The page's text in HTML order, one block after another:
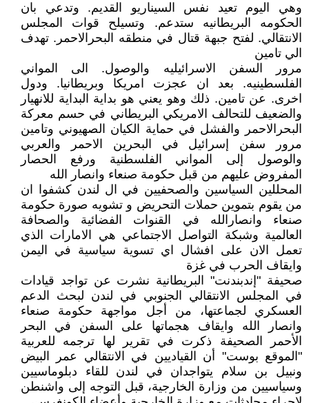
وهي اليوم تعيد نفس السيناريو القديم. وتدعي بان
الحكومه البريطانيه ستدعم. وتسيلح قوات المجلس
الانتقالي. لفتح جبهة قتال في منطقه البحرالاحمر. تهدف
الي تامين
مرور السفن الاسرائيليه والوصول. الى المواني
الفلسطينيه. بعد ان عجزت امريكا وبريطانيا. ودول
اخرى. عن تامين. ذلك وهو يعني هو بداية البداية للانهيار
والضعيف للتحالف الامريكي البريطاني في حسم معركة
البحرالاحمر والفشل في حماية الكيان الصهيوني وتامين
مرور سفن إسرائيل في البحرين الاحمر والعربي
والوصول إلى المواني الفلسطنية ورفع الحصار
المفروض عليهم من قبل حكومة صنعاء وانصار الله
المحللين السياسين والصحفيين في ال لندن كشفوا ان
من يقوم بتموين حملات التحريض و تشويه صورة حكومة
صنعاء وانصارالله في القنوات الفضائية والصحافة
العالمية وشبكة التواصل الاجتماعي هي الامارات الذي
تعمل الان على افشال اي تسوية سياسية في اليمن
وايقاف الحرب في غزة
صحيفة "إندبندنت" البريطانية نشرت عن تواجد قيادات
في المجلس الانتقالي الجنوبي في لندن لبحث الدعم
العسكري لجماعتها، من أجل مواجهة حكومة صنعاء
وانصار الله وايقاف هجماتها على السفن في البحر
الأحمر الصحيفة ذكرت في تقرير لها ترجمه للعربية
"الموقع بوست" أن القياديين في الانتقالي عمر البيض
ونبيل بن سلام يتواجدان في لندن للقاء دبلوماسيين
وسياسيين من وزارة الخارجية، قبل التوجه إلى واشنطن